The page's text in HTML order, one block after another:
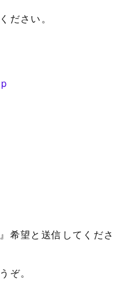
ださい。
希望と送信してくださ
ぞ。